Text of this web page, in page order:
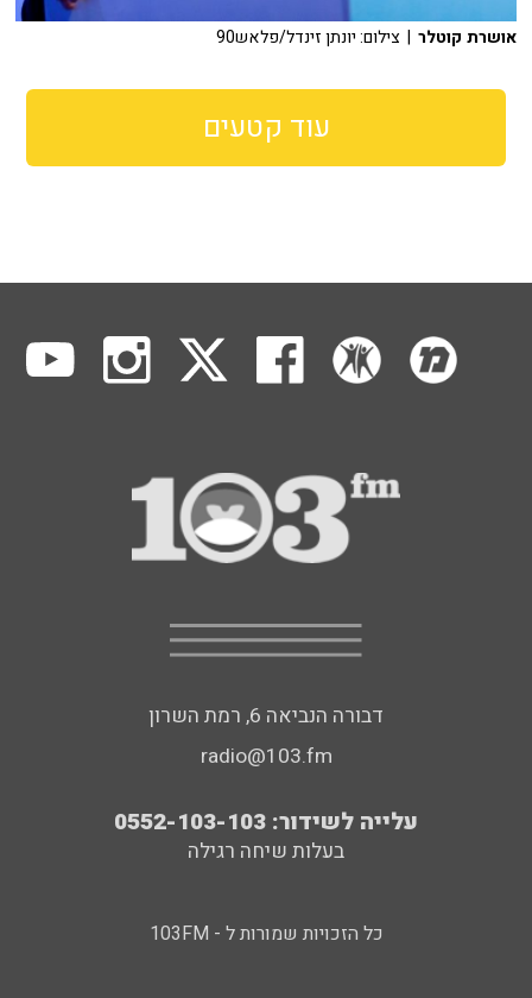
אושרת קוטלר | צילום: יונתן זינדל/פלאש90
עוד קטעים
דבורה הנביאה 6, רמת השרון
radio@103.fm
עלייה לשידור: 0552-103-103
בעלות שיחה רגילה
כל הזכויות שמורות ל - 103FM